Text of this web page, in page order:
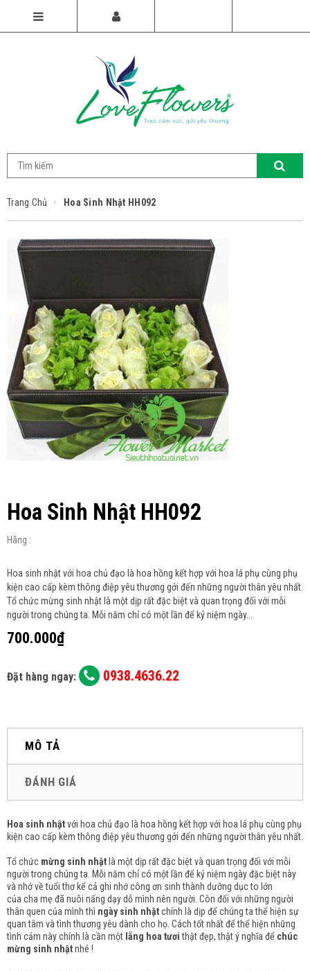
Trang Chủ Hoa Sinh Nhật HH092
Hoa Sinh Nhật HH092
Hãng :
Hoa sinh nhật với hoa chủ đạo là hoa hồng kết hợp với hoa lá phụ cùng phụ
kiện cao cấp kèm thông điệp yêu thương gởi đến những người thân yêu nhất.
Tổ chức mừng sinh nhật là một dịp rất đặc biệt và quan trọng đối với mỗi
người trong chúng ta. Mỗi năm chỉ có một lần để kỷ niệm ngày...
700.000₫
Đặt hàng ngay: 0938.4636.22
MÔ TẢ
ĐÁNH GIÁ
Hoa sinh nhậtvới hoa chủ đạo là hoa hồng kết hợp với hoa lá phụ cùng phụ
kiện cao cấp kèm thông điệp yêu thương gởi đến những người thân yêu nhất.
Tổ chức mừng sinh nhật là một dịp rất đặc biệt và quan trọng đối với mỗi
người trong chúng ta. Mỗi năm chỉ có một lần để kỷ niệm ngày đặc biệt này
và nhớ về tuổi thơ kể cả ghi nhớ công ơn sinh thành dưỡng dục to lớn
của cha mẹ đã nuôi nấng dạy dỗ mình nên người. Còn đối với những người
thân quen của mình thì ngày sinh nhậtchính là dịp để chúng ta thể hiện sự
quan tâm và tình thương yêu dành cho họ. Cách tốt nhất để thể hiện những
tình cảm này chính là cần một lẵng hoa tươithật đẹp, thật ý nghĩa để chúc
mừng sinh nhậtnhé !